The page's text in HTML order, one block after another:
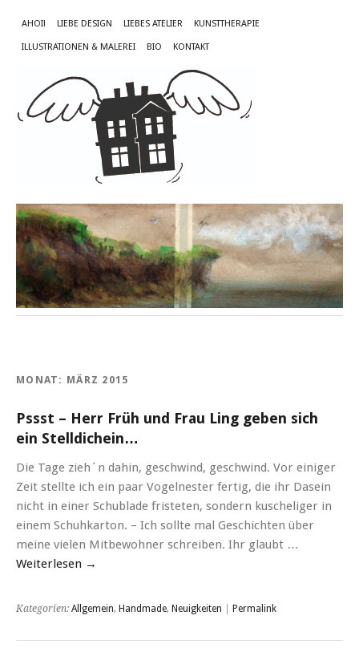
AHOI! LIEBE DESIGN LIEBES ATELIER KUNSTTHERAPIE
ILLUSTRATIONEN & MALEREI BIO KONTAKT
MONAT: MÄRZ 2015
Pssst – Herr Früh und Frau Ling geben sich
ein Stelldichein…
Die Tage zieh´n dahin, geschwind, geschwind. Vor einiger
Zeit stellte ich ein paar Vogelnester fertig, die ihr Dasein
nicht in einer Schublade fristeten, sondern kuscheliger in
einem Schuhkarton. – Ich sollte mal Geschichten über
meine vielen Mitbewohner schreiben. Ihr glaubt …
Weiterlesen →
Kategorien: Allgemein, Handmade, Neuigkeiten Permalink